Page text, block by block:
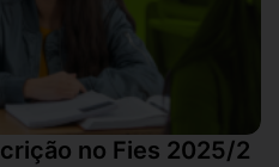
no Fies 2025/2